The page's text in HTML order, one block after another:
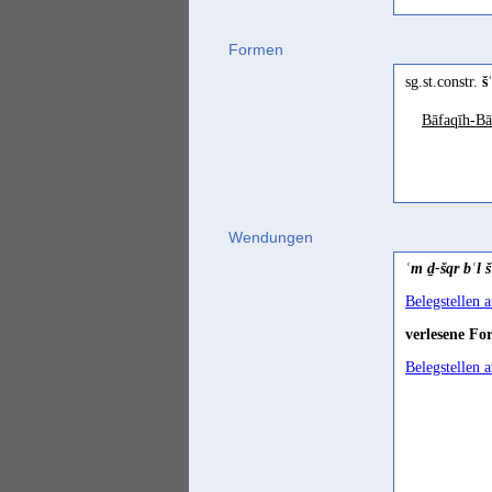
Jemenitisch-
šaʿrā(
Formen
sg.st.constr.
Bāfaqīh-
Wendungen
ʿm ḏ-šqr bʿl
Belegstellen
verlesene
Belegstellen